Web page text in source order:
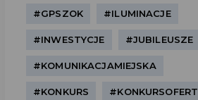
#GPSZOK #ILUMINACJE
#INWESTYCJE #JUBILEUSZE
#KOMUNIKACJAMIEJSKA
#KONKURS #KONKURSOFERT